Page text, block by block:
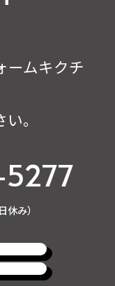
ームキクチ
。
み）